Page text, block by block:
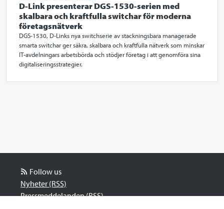
D-Link presenterar DGS-1530-serien med
skalbara och kraftfulla switchar för moderna
företagsnätverk
DGS-1530, D-Links nya switchserie av stackningsbara managerade
smarta switchar ger säkra, skalbara och kraftfulla nätverk som minskar
IT‑avdelningars arbetsbörda och stödjer företag i att genomföra sina
digitaliseringsstrategier.
Follow us
Nyheter (RSS)
Pressmeddelanden (RSS)